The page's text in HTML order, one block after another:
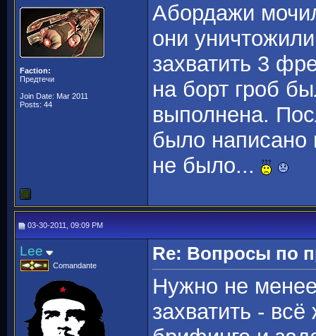
Faction:
Предтечи
Join Date: Mar 2011
Posts: 44
Абордажи
они
захватить 3
на борт гроб
выполнена.
было написано
не было...
03-30-2011, 09:09 PM
Lee
Comandante
Re: Вопросы по
Нужно не
захватить -